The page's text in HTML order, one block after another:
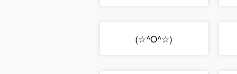
(☆^O^☆)